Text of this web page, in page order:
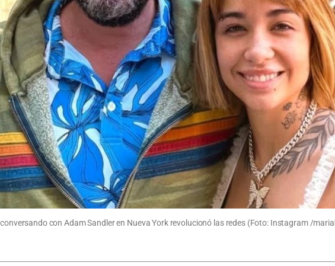
con Adam Sandler en Nueva York revolucionó las redes (Foto: Instagram /